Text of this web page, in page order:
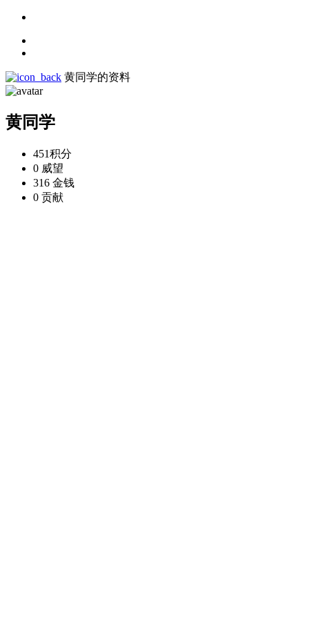
黄同学的资料
黄同学
451积分
0 威望
316 金钱
0 贡献